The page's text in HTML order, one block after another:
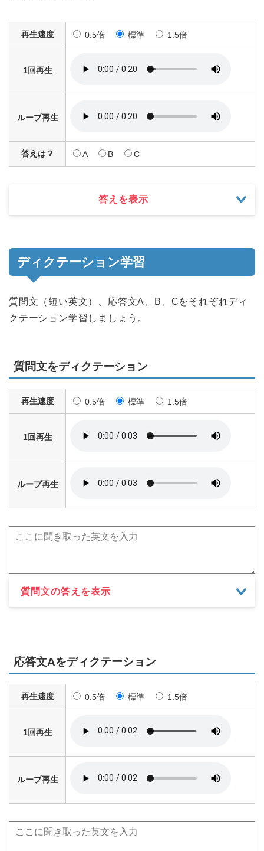
再生速度 0.5倍 標準 1.5倍
1回再生
ループ再生
答えは？ A B C
答えを表示
ディクテーション学習
質問文（短い英文）、応答文A、B、Cをそれぞれディ
クテーション学習しましょう。
質問文をディクテーション
再生速度 0.5倍 標準 1.5倍
1回再生
ループ再生
質問文の答えを表示
応答文Aをディクテーション
再生速度 0.5倍 標準 1.5倍
1回再生
ループ再生